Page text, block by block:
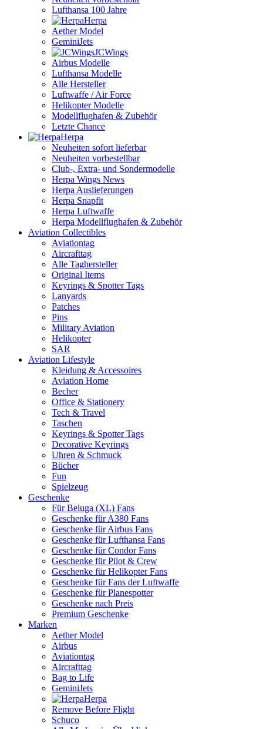
Lufthansa 100 Jahre
Herpa
Aether Model
GeminiJets
JCWings
Airbus Modelle
Lufthansa Modelle
Alle Hersteller
Luftwaffe / Air Force
Helikopter Modelle
Modellflughafen & Zubehör
Letzte Chance
Herpa
Neuheiten sofort lieferbar
Neuheiten vorbestellbar
Club-, Extra- und Sondermodelle
Herpa Wings News
Herpa Auslieferungen
Herpa Snapfit
Herpa Luftwaffe
Herpa Modellflughafen & Zubehör
Aviation Collectibles
Aviationtag
Aircrafttag
Alle Taghersteller
Original Items
Keyrings & Spotter Tags
Lanyards
Patches
Pins
Military Aviation
Helikopter
SAR
Aviation Lifestyle
Kleidung & Accessoires
Aviation Home
Becher
Office & Stationery
Tech & Travel
Taschen
Keyrings & Spotter Tags
Decorative Keyrings
Uhren & Schmuck
Bücher
Fun
Spielzeug
Geschenke
Für Beluga (XL) Fans
Geschenke für A380 Fans
Geschenke für Airbus Fans
Geschenke für Lufthansa Fans
Geschenke für Condor Fans
Geschenke für Pilot & Crew
Geschenke für Helikopter Fans
Geschenke für Fans der Luftwaffe
Geschenke für Planespotter
Geschenke nach Preis
Premium Geschenke
Marken
Aether Model
Airbus
Aviationtag
Aircrafttag
Bag to Life
GeminiJets
Herpa
Remove Before Flight
Schuco